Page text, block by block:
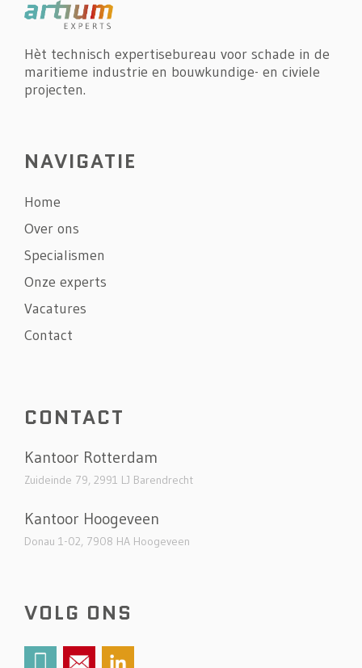
Hèt technisch expertisebureau voor schade in de
maritieme industrie en bouwkundige- en civiele
projecten.
NAVIGATIE
Home
Over ons
Specialismen
Onze experts
Vacatures
Contact
CONTACT
Kantoor Rotterdam
Zuideinde 79, 2991 LJ Barendrecht
Kantoor Hoogeveen
Donau 1-02, 7908 HA Hoogeveen
VOLG ONS